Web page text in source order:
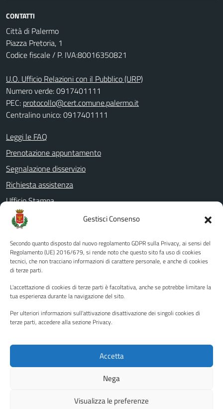
Gestisci Consenso
Secondo quanto disposto dal nuovo regolamento GDPR sulla Privacy, ai sensi del
Regolamento (UE) 2016/679, si rende noto che questo sito fa uso di cookies
tecnici, che non tracciano informazioni di carattere personale, e anche di cookies
di terze parti.
L'accettazione di cookies di terze parti è facoltativa, anche se potrebbe limitare la
tua esperienza durante la navigazione del sito.
Per ulteriori informazioni sull'attivazione disattivazione dei singoli cookies di
terze parti, accedere alla sezione Privacy.
Accetta
Nega
Visualizza le preferenze
CONTATTI
Città di Palermo
Piazza Pretoria, 1
Codice fiscale / P. IVA:80016350821
U.O. Ufficio Relazioni con il Pubblico (URP)
Numero verde: 0917401111
PEC: protocollo@cert.comune.palermo.it
Centralino unico: 0917401111
Leggi le FAQ
Prenotazione appuntamento
Segnalazione disservizio
Richiesta assistenza
Ufficio Stampa
Amministrazione Trasparente
Albo pretorio
Informativa privacy
Note legali
Piano di miglioramento del sito
Instagram